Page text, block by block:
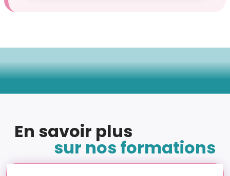
En savoir plus
sur nos formations